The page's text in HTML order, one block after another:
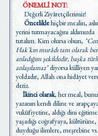
ÖNEMLİ NOT:
Değerli Ziyâretçilerimiz!
Önceliklehiçbir mealin,
yerini tutmayacağını aklımızda
tutalım. Kim olursa olsun,
Hak'kın murâdı tam olarak
anladığım şekildedir, başka
anlaşılamaz"diyorsa külliyen
yoldadır, Allah ona hidâyet versin
deriz.
İkinci olarak, her meal, bunu
yazanın kendi diline ve
vukûfiyetine, aldığı dini
yaşadığı coğrafyaya,
duyduğu ilimlere, meşrebine